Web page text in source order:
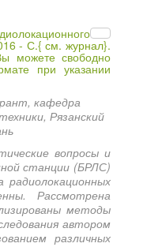
- С.{см. журнал}.
можете свободно
при указании
кафедра
Рязанский
вопросы и
станции (БРЛС)
радиолокационных
Рассмотрена
методы
автором
различных